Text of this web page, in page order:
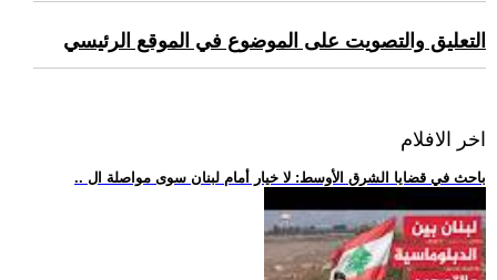
التعليق والتصويت على الموضوع في الموقع الرئيسي
اخر الافلام
.. باحث في قضايا الشرق الأوسط: لا خيار أمام لبنان سوى مواصلة ال